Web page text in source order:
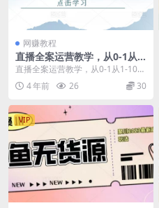
网赚教程
直播全案运营教学，从0-1从1-
10，小白也能蜕变成大师
直播全案运营教学，从0-1从1-10，
小白也能蜕变成大师 直播运营课-短
视频运营...
4 年前 26 30
VIP